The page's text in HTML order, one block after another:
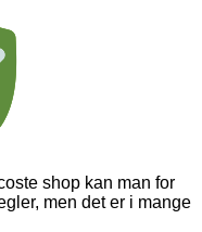
shop kan man for
men det er i mange